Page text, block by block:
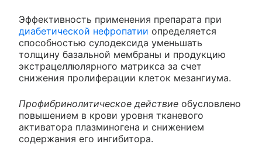
Эффективность применения препарата при
диабетической нефропатии определяется
способностью сулодексида уменьшать
толщину базальной мембраны и продукцию
экстрацеллюлярного матрикса за счет
снижения пролиферации клеток мезангиума.
Профибринолитическое действие обусловлено
повышением в крови уровня тканевого
активатора плазминогена и снижением
содержания его ингибитора.